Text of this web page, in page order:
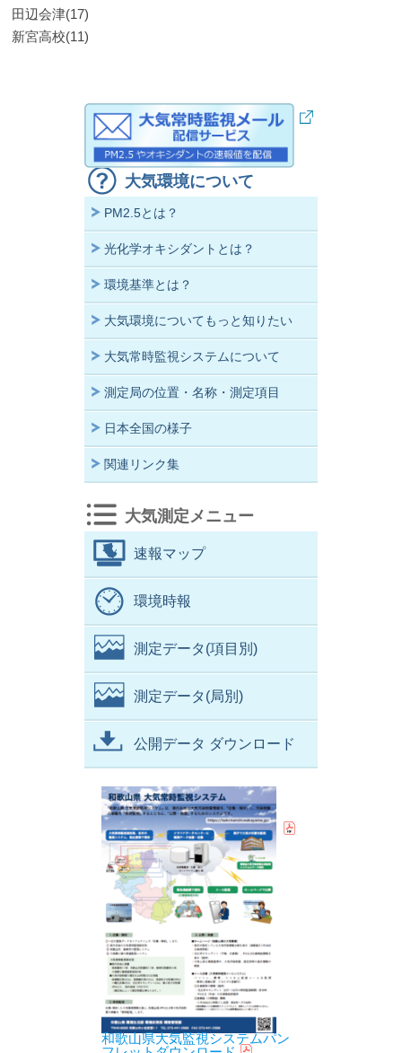
田辺会津(17)
新宮高校(11)
大気環境について
PM2.5とは？
光化学オキシダントとは？
環境基準とは？
大気環境についてもっと知りたい
大気常時監視システムについて
測定局の位置・名称・測定項目
日本全国の様子
関連リンク集
大気測定メニュー
速報マップ
環境時報
測定データ(項目別)
測定データ(局別)
公開データ ダウンロード
和歌山県大気監視システムパン